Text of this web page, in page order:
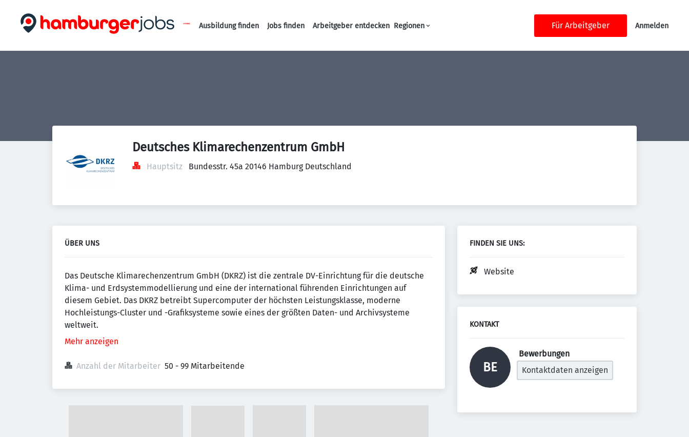
Haupt-Navigation
Ausbildung finden Jobs finden Arbeitgeber entdecken Regionen Für Arbeitgeber Anmelden
Deutsches Klimarechenzentrum GmbH
Hauptsitz Bundesstr. 45a 20146 Hamburg Deutschland
ÜBER UNS
Das Deutsche Klimarechenzentrum GmbH (DKRZ) ist die zentrale DV-Einrichtung für die deutsche
Klima- und Erd­sys­tem­mo­dellierung und eine der international führenden Ein­rich­tung­en auf
diesem Gebiet. Das DKRZ betreibt Super­com­pu­ter der höchsten Leis­tungs­klasse, moderne
Hochleistungs-Cluster und -Grafiksysteme sowie eines der größten Daten- und Archiv­sys­teme
weltweit.
Mehr anzeigen
Anzahl der Mitarbeiter 50 - 99 Mitarbeitende
FINDEN SIE UNS:
Website
KONTAKT
BE
Bewerbungen
Kontaktdaten anzeigen